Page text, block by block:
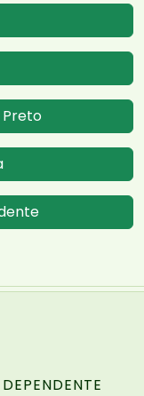
Preto